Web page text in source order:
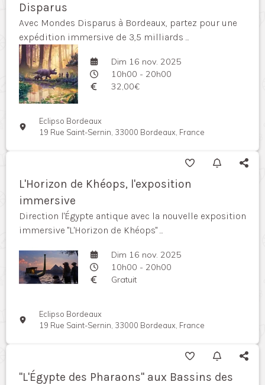
Disparus
Avec Mondes Disparus à Bordeaux, partez pour une
expédition immersive de 3,5 milliards ...
Dim 16 nov. 2025
10h00 - 20h00
32,00€
Eclipso Bordeaux
19 Rue Saint-Sernin, 33000 Bordeaux, France
L'Horizon de Khéops, l'exposition
immersive
Direction l'Égypte antique avec la nouvelle exposition
immersive "L'Horizon de Khéops" ...
Dim 16 nov. 2025
10h00 - 20h00
Gratuit
Eclipso Bordeaux
19 Rue Saint-Sernin, 33000 Bordeaux, France
"L'Égypte des Pharaons" aux Bassins des